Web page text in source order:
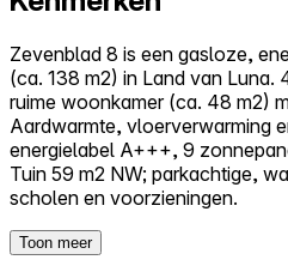
Zevenblad 8 is een gasloze,
(ca. 138 m2) in Land van Luna.
ruime woonkamer (ca. 48 m2)
Aardwarmte, vloerverwarming
energielabel A+++, 9
Tuin 59 m2 NW; parkachtige,
scholen en voorzieningen.
Toon meer